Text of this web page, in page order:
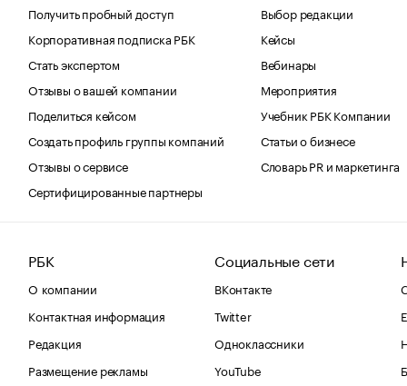
Получить пробный доступ
Корпоративная подписка РБК
Стать экспертом
Отзывы о вашей компании
Поделиться кейсом
Создать профиль группы компаний
Отзывы о сервисе
Сертифицированные партнеры
Выбор редакции
Кейсы
Вебинары
Мероприятия
Учебник РБК Компании
Статьи о бизнесе
Словарь PR и маркетинга
РБК
О компании
Контактная информация
Редакция
Размещение рекламы
Социальные сети
ВКонтакте
Twitter
Одноклассники
YouTube